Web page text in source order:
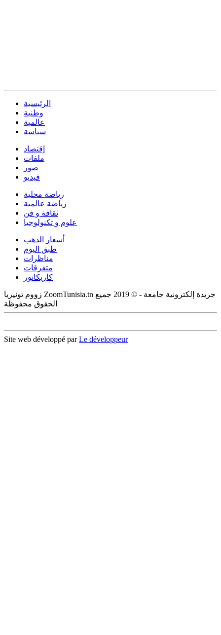
الرئيسية
وطنية
عالمية
سياسة
إقتصاد
ملفات
صور
فيديو
رياضة محلية
رياضة عالمية
ثقافة و فن
علوم و تكنولوجيا
أسعار الذهب
طبق اليوم
مناظرات
متفرقات
كاريكاتور
زووم تونيزيا ZoomTunisia.tn جريدة إلكترونية جامعة - © 2019 جميع
الحقوق محفوظة
Site web développé parLe développeur